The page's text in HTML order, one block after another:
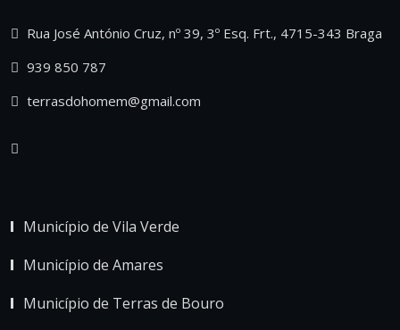
Rua José António Cruz, nº 39, 3º Esq. Frt., 4715-343 Braga
939 850 787
terrasdohomem@gmail.com
Município de Vila Verde
Município de Amares
Município de Terras de Bouro